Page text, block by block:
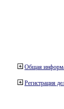
Общая
Регистрация